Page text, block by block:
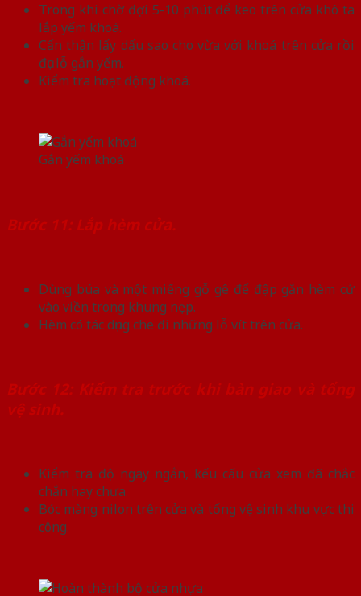
Trong khi chờ đợi 5-10 phút để keo trên cửa khô ta
lắp yếm khoá.
Cẩn thận lấy dấu sao cho vừa với khoá trên cửa rồi
đục lỗ gắn yếm.
Kiểm tra hoạt động khoá.
Gắn yếm khoá
Bước 11: Lắp hèm cửa.
Dùng búa và một miếng gỗ gê để đập gắn hèm cử
vào viền trong khung nẹp.
Hèm có tác dụng che đi những lỗ vít trên cửa.
Bước 12: Kiểm tra trước khi bàn giao và tổng
vệ sinh.
Kiểm tra độ ngay ngắn, kếu cấu cửa xem đã chắc
chắn hay chưa.
Bóc màng nilon trên cửa và tổng vệ sinh khu vực thi
công.